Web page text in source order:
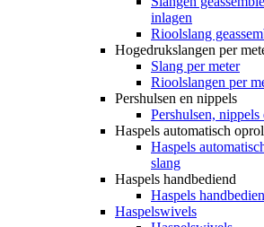
inlagen
Rioolslang
Hogedrukslangen per
Slang per meter
Rioolslangen per
Pershulsen en nippels
Pershulsen,
Haspels automatisch
Haspels
slang
Haspels handbediend
Haspels
Haspelswivels